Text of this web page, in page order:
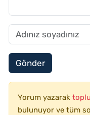
Gönder
Yorum yazarak
bulunuyor ve tüm